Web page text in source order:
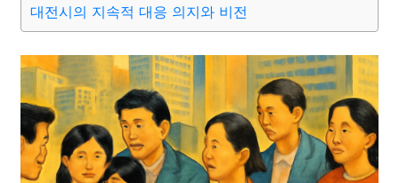
부동산 외국어 교육 교통 생활
대전시의 지속적 대응 의지와 비전